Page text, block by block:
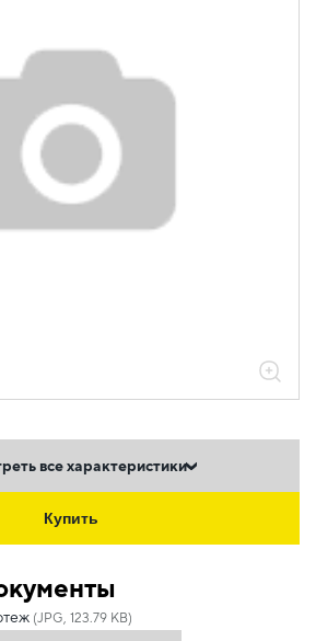
все характеристики
Купить
(JPG, 123.79 KB)